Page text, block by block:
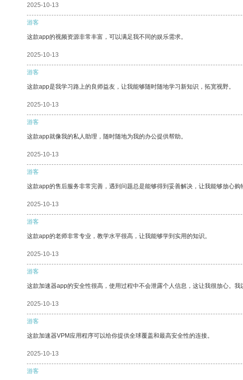
2025-10-13
游客
这款app的视频资源非常丰富，可以满足我不同的娱乐需求。
2025-10-13
游客
这款app是我学习路上的良师益友，让我能够随时随地学习新知识，拓宽视野。
2025-10-13
游客
这款app就像我的私人助理，随时随地为我的办公提供帮助。
2025-10-13
游客
这款app的售后服务非常完善，遇到问题总是能够得到妥善解决，让我能够放心购
2025-10-13
游客
这款app的老师非常专业，教学水平很高，让我能够学到实用的知识。
2025-10-13
游客
这款加速器app的安全性很高，使用过程中不会泄露个人信息，这让我很放心。
2025-10-13
游客
这款加速器VPM应用程序可以给你提供全球覆盖和最高安全性的连接。
2025-10-13
游客